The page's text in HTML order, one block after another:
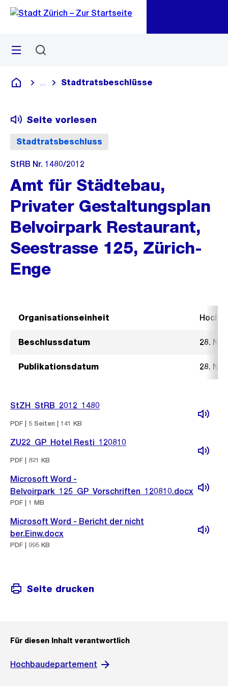
Navigation
Sprunglink
Menü
Deutsch
Blende alle Breadcrumbs ein
Stadtratsbeschlüsse
Stadtratsbeschluss
Seite vorlesen
StRB Nr. 1480/2012
Amt für Städtebau,
Privater Gestaltungsplan
Belvoirpark Restaurant,
Seestrasse 125, Zürich-
Enge
Organisationseinheit
Beschlussdatum 28.
Publikationsdatum 28.
StZH_StRB_2012_1480
PDF | 5 Seiten | 141 KB
ZU22_GP_Hotel Resti_120810
PDF | 821 KB
Microsoft Word -
Belvoirpark_125_GP_Vorschriften_120810.docx
PDF | 1 MB
Microsoft Word - Bericht der nicht
ber.Einw.docx
PDF | 995 KB
Seite drucken
Für diesen Inhalt verantwortlich
Hochbaudepartement